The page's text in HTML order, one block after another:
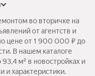
во вторичке на
от агентств и
цене от 1 900 000 ₽ до
В нашем каталоге
м² в новостройках и
и характеристики.